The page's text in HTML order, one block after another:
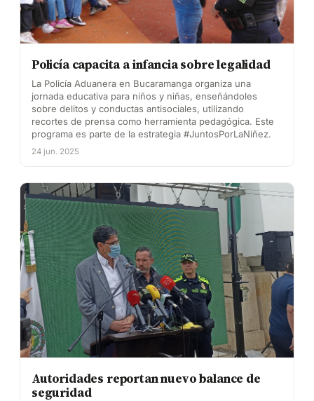
Policía capacita a infancia sobre legalidad
La Policía Aduanera en Bucaramanga organiza una
jornada educativa para niños y niñas, enseñándoles
sobre delitos y conductas antisociales, utilizando
recortes de prensa como herramienta pedagógica. Este
programa es parte de la estrategia #JuntosPorLaNiñez.
24 jun. 2025
Autoridades reportan nuevo balance de
seguridad